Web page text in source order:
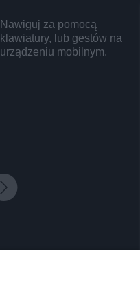
Nawiguj za pomocą
klawiatury, lub gestów na
urządzeniu mobilnym.